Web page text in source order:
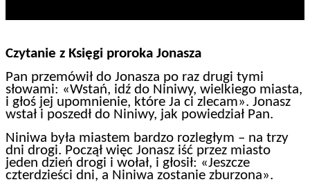
Czytanie z Księgi proroka Jonasza
Pan przemówił do Jonasza po raz drugi tymi
słowami: «Wstań, idź do Niniwy, wielkiego miasta,
i głoś jej upomnienie, które Ja ci zlecam». Jonasz
wstał i poszedł do Niniwy, jak powiedział Pan.
Niniwa była miastem bardzo rozległym – na trzy
dni drogi. Począł więc Jonasz iść przez miasto
jeden dzień drogi i wołał, i głosił: «Jeszcze
czterdzieści dni, a Niniwa zostanie zburzona».